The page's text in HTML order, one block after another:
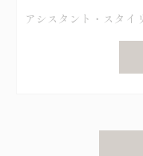
アシスタント・スタイ